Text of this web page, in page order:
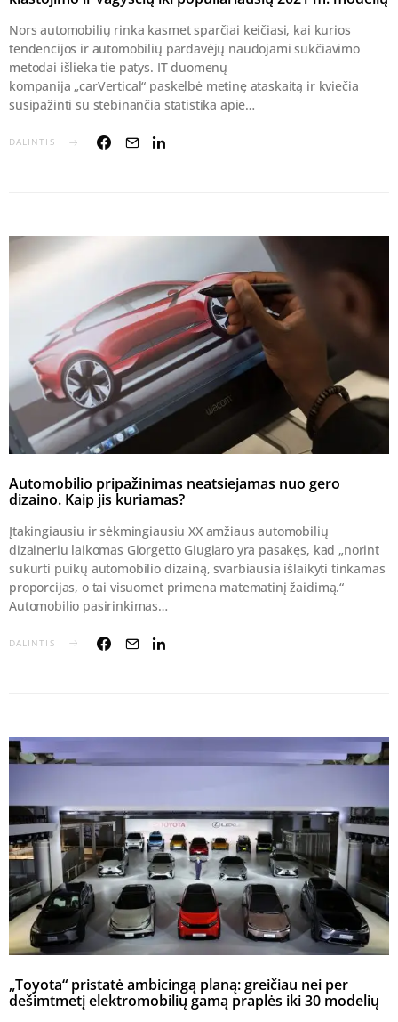
Nors automobilių rinka kasmet sparčiai keičiasi, kai kurios
tendencijos ir automobilių pardavėjų naudojami sukčiavimo
metodai išlieka tie patys. IT duomenų
kompanija „carVertical“ paskelbė metinę ataskaitą ir kviečia
susipažinti su stebinančia statistika apie…
DALINTIS
Automobilio pripažinimas neatsiejamas nuo gero
dizaino. Kaip jis kuriamas?
Įtakingiausiu ir sėkmingiausiu XX amžiaus automobilių
dizaineriu laikomas Giorgetto Giugiaro yra pasakęs, kad „norint
sukurti puikų automobilio dizainą, svarbiausia išlaikyti tinkamas
proporcijas, o tai visuomet primena matematinį žaidimą.“
Automobilio pasirinkimas…
DALINTIS
„Toyota“ pristatė ambicingą planą: greičiau nei per
dešimtmetį elektromobilių gamą praplės iki 30 modelių